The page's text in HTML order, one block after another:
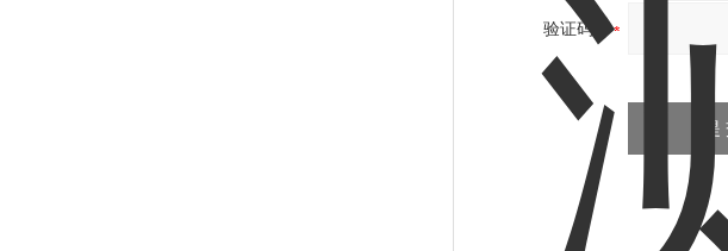
验证码：